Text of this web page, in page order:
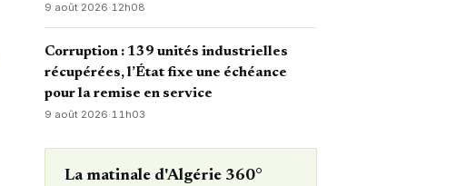
9 août 2026·12h08
Corruption : 139 unités industrielles
récupérées, l’État fixe une échéance
pour la remise en service
9 août 2026· 11h03
La matinale d'Algérie 360°